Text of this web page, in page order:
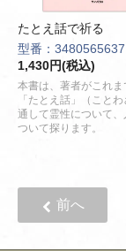
たとえ話で祈る
型番：3480565637
1,430円(税込)
本書は、著者がこれ
「たとえ話」（こと
通して霊性について、
ついて探ります。
前へ